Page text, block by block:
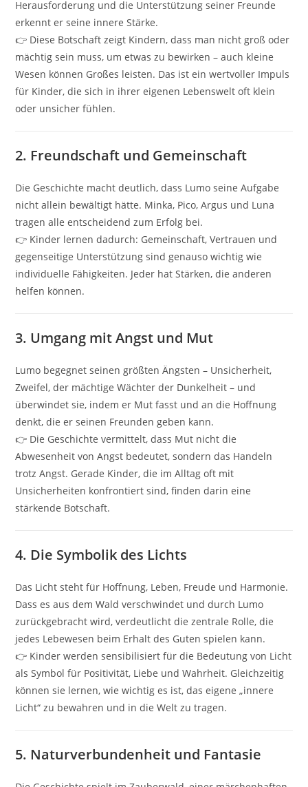
Herausforderung und die Unterstützung seiner Freunde
erkennt er seine innere Stärke.
👉 Diese Botschaft zeigt Kindern, dass man nicht groß oder
mächtig sein muss, um etwas zu bewirken – auch kleine
Wesen können Großes leisten. Das ist ein wertvoller Impuls
für Kinder, die sich in ihrer eigenen Lebenswelt oft klein
oder unsicher fühlen.
2. Freundschaft und Gemeinschaft
Die Geschichte macht deutlich, dass Lumo seine Aufgabe
nicht allein bewältigt hätte. Minka, Pico, Argus und Luna
tragen alle entscheidend zum Erfolg bei.
👉 Kinder lernen dadurch: Gemeinschaft, Vertrauen und
gegenseitige Unterstützung sind genauso wichtig wie
individuelle Fähigkeiten. Jeder hat Stärken, die anderen
helfen können.
3. Umgang mit Angst und Mut
Lumo begegnet seinen größten Ängsten – Unsicherheit,
Zweifel, der mächtige Wächter der Dunkelheit – und
überwindet sie, indem er Mut fasst und an die Hoffnung
denkt, die er seinen Freunden geben kann.
👉 Die Geschichte vermittelt, dass Mut nicht die
Abwesenheit von Angst bedeutet, sondern das Handeln
trotz Angst. Gerade Kinder, die im Alltag oft mit
Unsicherheiten konfrontiert sind, finden darin eine
stärkende Botschaft.
4. Die Symbolik des Lichts
Das Licht steht für Hoffnung, Leben, Freude und Harmonie.
Dass es aus dem Wald verschwindet und durch Lumo
zurückgebracht wird, verdeutlicht die zentrale Rolle, die
jedes Lebewesen beim Erhalt des Guten spielen kann.
👉 Kinder werden sensibilisiert für die Bedeutung von Licht
als Symbol für Positivität, Liebe und Wahrheit. Gleichzeitig
können sie lernen, wie wichtig es ist, das eigene „innere
Licht“ zu bewahren und in die Welt zu tragen.
5. Naturverbundenheit und Fantasie